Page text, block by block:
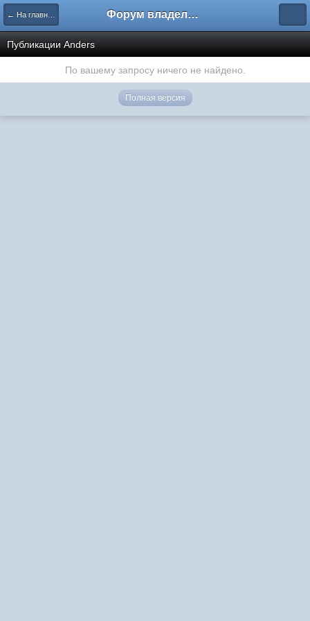
← На главную Форум владельцев интернет-магазинов
Публикации Anders
По вашему запросу ничего не найдено.
Полная версия